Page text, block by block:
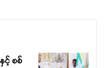
င့် စစ်